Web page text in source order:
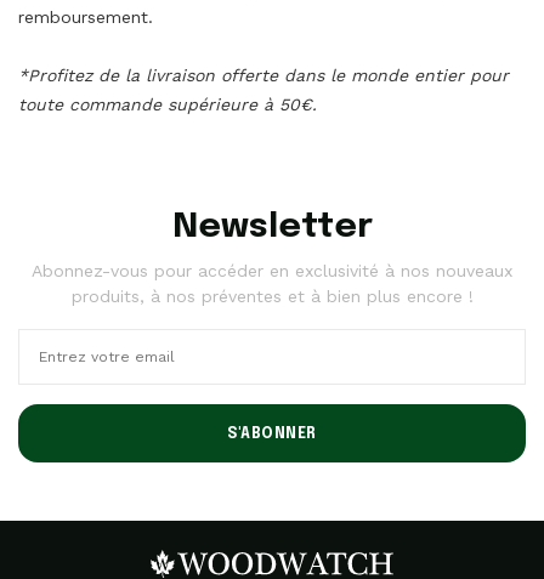
remboursement.
*Profitez de la livraison offerte dans le monde entier pour
toute commande supérieure à 50€.
Newsletter
Abonnez-vous pour accéder en exclusivité à nos nouveaux
produits, à nos préventes et à bien plus encore !
S'ABONNER